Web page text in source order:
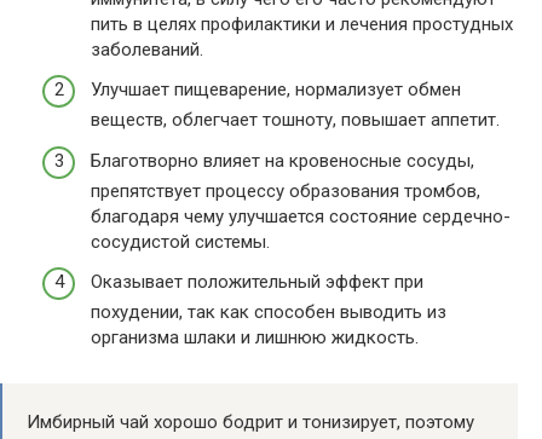
пить в целях профилактики и лечения простудных
заболеваний.
Улучшает пищеварение, нормализует обмен
веществ, облегчает тошноту, повышает аппетит.
Благотворно влияет на кровеносные сосуды,
препятствует процессу образования тромбов,
благодаря чему улучшается состояние сердечно-
сосудистой системы.
Оказывает положительный эффект при
похудении, так как способен выводить из
организма шлаки и лишнюю жидкость.
Имбирный чай хорошо бодрит и тонизирует, поэтому